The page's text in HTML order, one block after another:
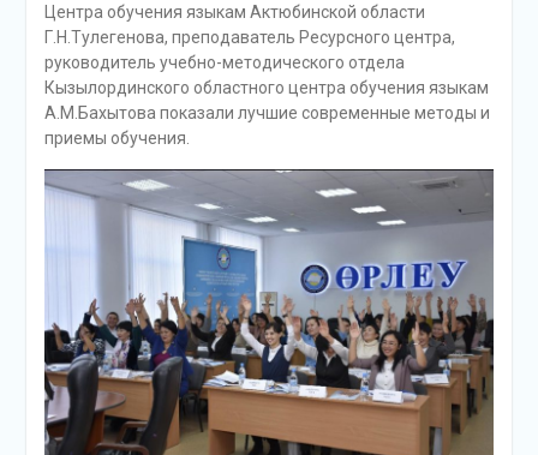
Центра обучения языкам Актюбинской области
Г.Н.Тулегенова, преподаватель Ресурсного центра,
руководитель учебно-методического отдела
Кызылординского областного центра обучения языкам
А.М.Бахытова показали лучшие современные методы и
приемы обучения.